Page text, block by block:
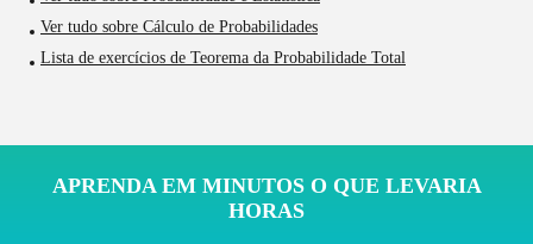
Ver tudo sobre Cálculo de Probabilidades
Lista de exercícios de Teorema da Probabilidade Total
APRENDA EM MINUTOS O QUE LEVARIA
HORAS